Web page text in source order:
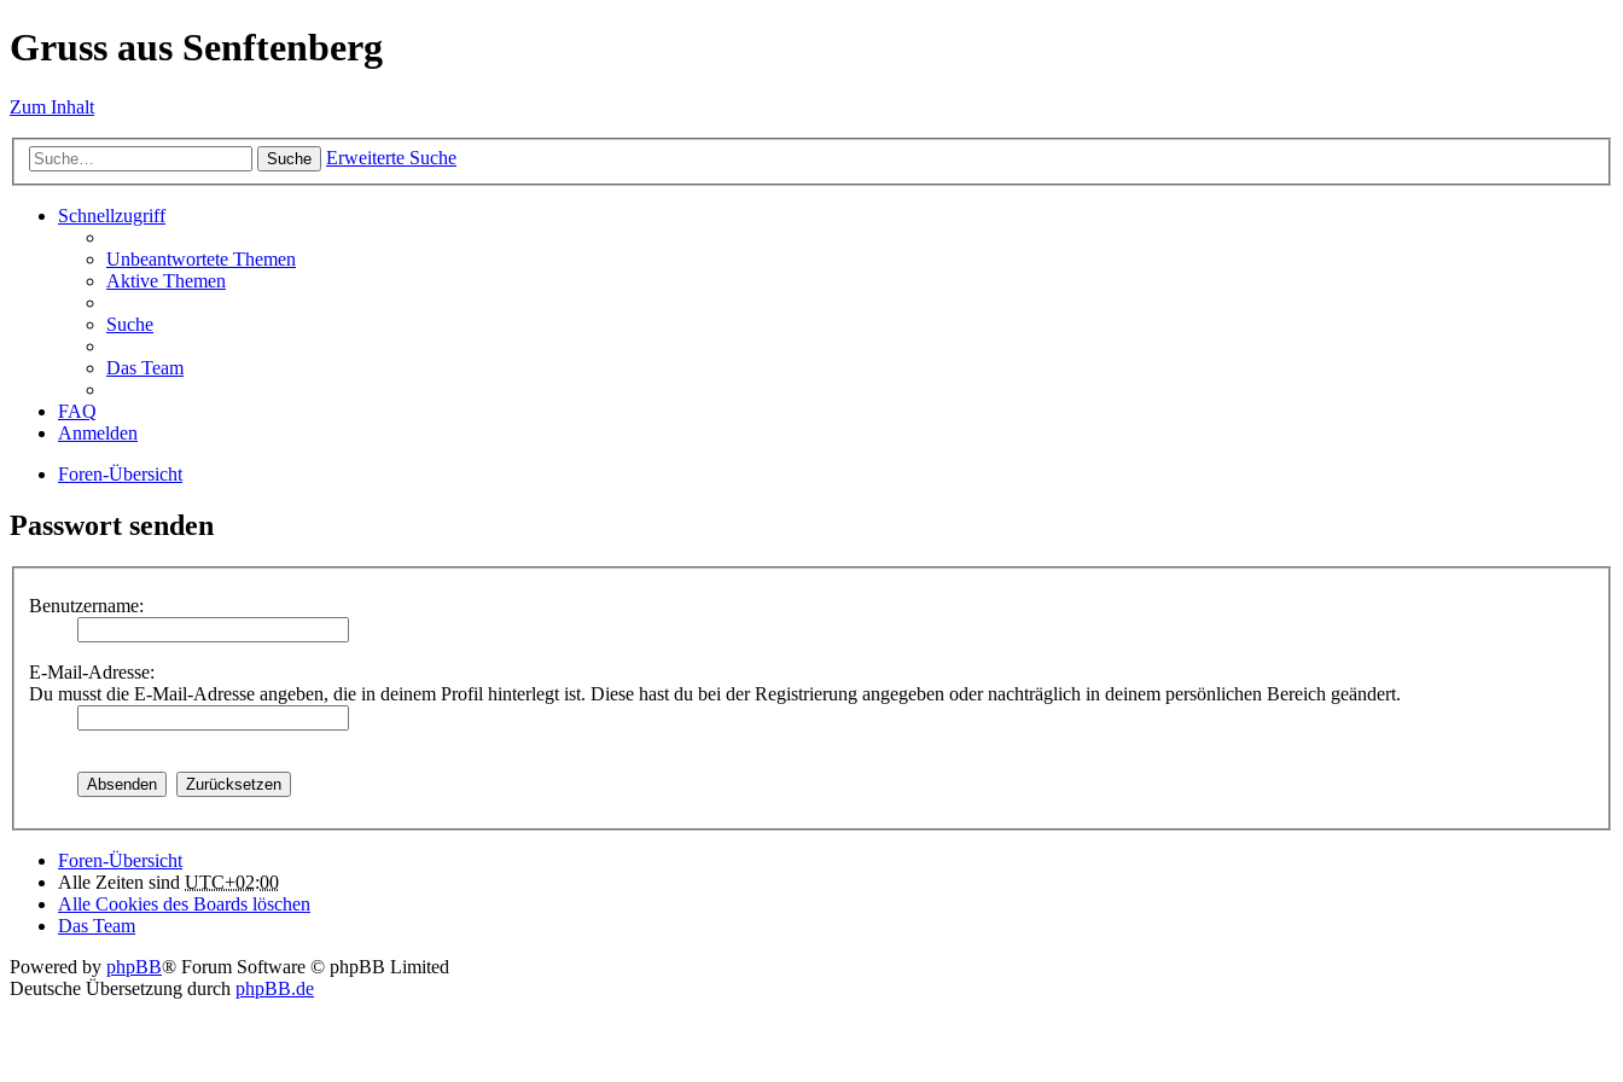
Gruss aus Senftenberg
Zum Inhalt
Suche Erweiterte Suche
Schnellzugriff
Unbeantwortete Themen
Aktive Themen
Suche
Das Team
FAQ
Anmelden
Foren-Übersicht
Passwort senden
Benutzername:
E-Mail-Adresse:
Du musst die E-Mail-Adresse angeben, die in deinem Profil hinterlegt ist. Diese hast du bei der Registrierung angegeben oder nachträglich in deinem persönlichen Bereich geändert.
Foren-Übersicht
Alle Zeiten sind UTC+02:00
Alle Cookies des Boards löschen
Das Team
Powered by phpBB® Forum Software © phpBB Limited
Deutsche Übersetzung durch phpBB.de